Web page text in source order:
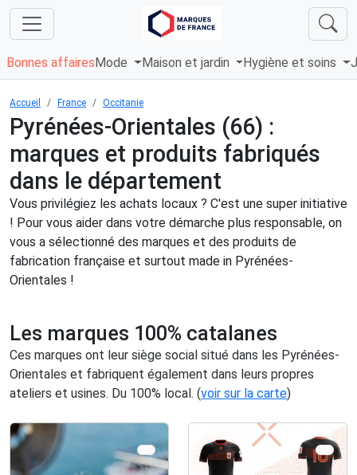
Bonnes affaires Mode Maison et jardin Hygiène et soins
Accueil France Occitanie
Pyrénées-Orientales (66) :
marques et produits fabriqués
dans le département
Vous privilégiez les achats locaux ? C'est une super initiative
! Pour vous aider dans votre démarche plus responsable, on
vous a sélectionné des marques et des produits de
fabrication française et surtout made in Pyrénées-
Orientales !
Les marques 100% catalanes
Ces marques ont leur siège social situé dans les Pyrénées-
Orientales et fabriquent également dans leurs propres
ateliers et usines. Du 100% local. (voir sur la carte)